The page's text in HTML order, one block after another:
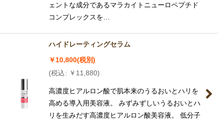
ェントな成分であるマラカイトニューロペプチド
コンプレックスを…
ハイドレーティングセラム
￥10,800(税別)
(税込: ￥ 11,880)
高濃度ヒアルロン酸で肌本来のうるおいとハリを
高める導入用美容液。 みずみずしいうるおいとハ
リを生みだす高濃度ヒアルロン酸美容液。 低分子